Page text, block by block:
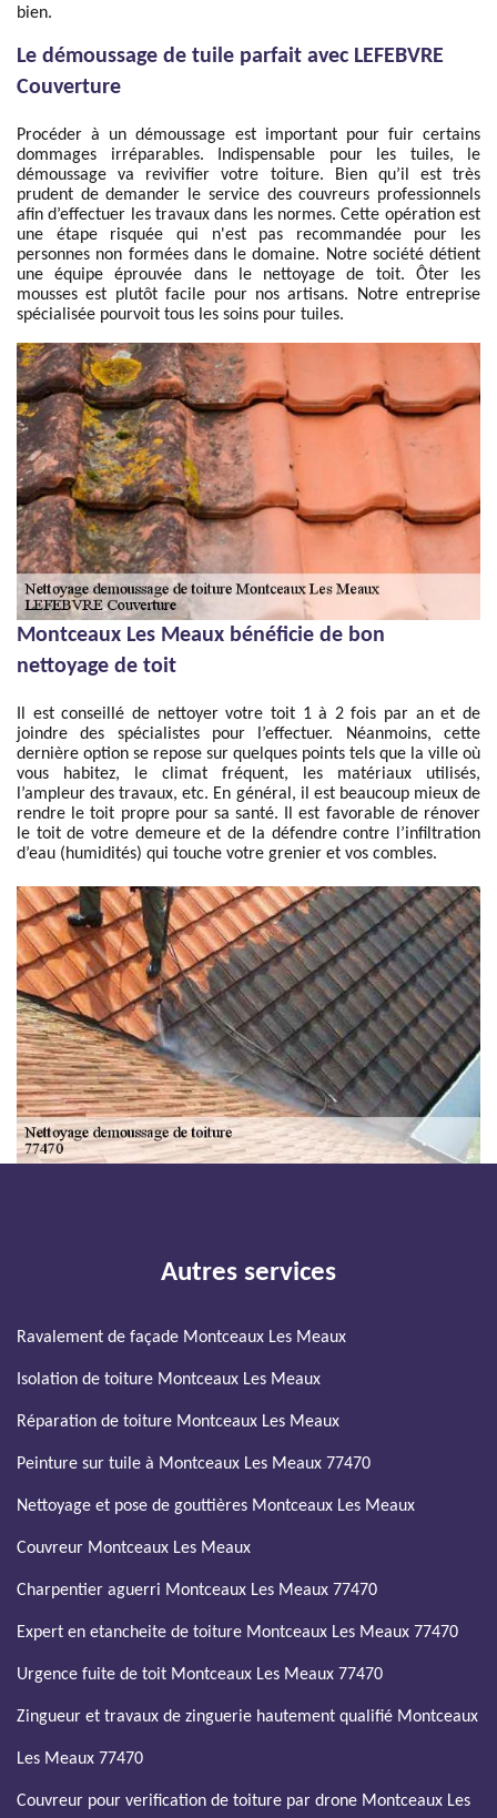
bien.
Le démoussage de tuile parfait avec LEFEBVRE
Couverture
Procéder à un démoussage est important pour fuir certains
dommages irréparables. Indispensable pour les tuiles, le
démoussage va revivifier votre toiture. Bien qu’il est très
prudent de demander le service des couvreurs professionnels
afin d’effectuer les travaux dans les normes. Cette opération est
une étape risquée qui n'est pas recommandée pour les
personnes non formées dans le domaine. Notre société détient
une équipe éprouvée dans le nettoyage de toit. Ôter les
mousses est plutôt facile pour nos artisans. Notre entreprise
spécialisée pourvoit tous les soins pour tuiles.
Montceaux Les Meaux bénéficie de bon
nettoyage de toit
Il est conseillé de nettoyer votre toit 1 à 2 fois par an et de
joindre des spécialistes pour l’effectuer. Néanmoins, cette
dernière option se repose sur quelques points tels que la ville où
vous habitez, le climat fréquent, les matériaux utilisés,
l’ampleur des travaux, etc. En général, il est beaucoup mieux de
rendre le toit propre pour sa santé. Il est favorable de rénover
le toit de votre demeure et de la défendre contre l’infiltration
d’eau (humidités) qui touche votre grenier et vos combles.
Autres services
Ravalement de façade Montceaux Les Meaux
Isolation de toiture Montceaux Les Meaux
Réparation de toiture Montceaux Les Meaux
Peinture sur tuile à Montceaux Les Meaux 77470
Nettoyage et pose de gouttières Montceaux Les Meaux
Couvreur Montceaux Les Meaux
Charpentier aguerri Montceaux Les Meaux 77470
Expert en etancheite de toiture Montceaux Les Meaux 77470
Urgence fuite de toit Montceaux Les Meaux 77470
Zingueur et travaux de zinguerie hautement qualifié Montceaux
Les Meaux 77470
Couvreur pour verification de toiture par drone Montceaux Les